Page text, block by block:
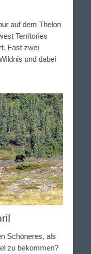
auf dem Thelon
Territories
Fast zwei
und dabei
Schöneres, als
zu bekommen?